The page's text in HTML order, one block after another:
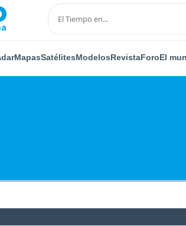
MapasSatélitesModelosRevistaForoEl